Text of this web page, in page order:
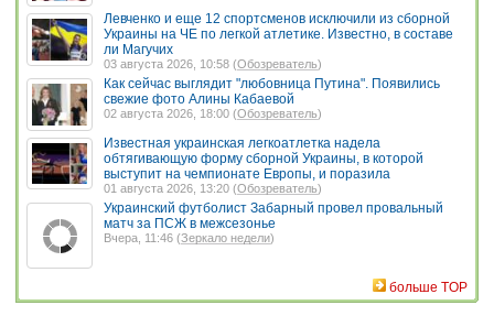
Левченко и еще 12 спортсменов исключили из сборной
Украины на ЧЕ по легкой атлетике. Известно, в составе
ли Магучих
03 августа 2026, 10:58 (Обозреватель)
Как сейчас выглядит "любовница Путина". Появились
свежие фото Алины Кабаевой
02 августа 2026, 18:00 (Обозреватель)
Известная украинская легкоатлетка надела
обтягивающую форму сборной Украины, в которой
выступит на чемпионате Европы, и поразила
01 августа 2026, 13:20 (Обозреватель)
Украинский футболист Забарный провел провальный
матч за ПСЖ в межсезонье
Вчера, 11:46 (Зеркало недели)
больше TOP